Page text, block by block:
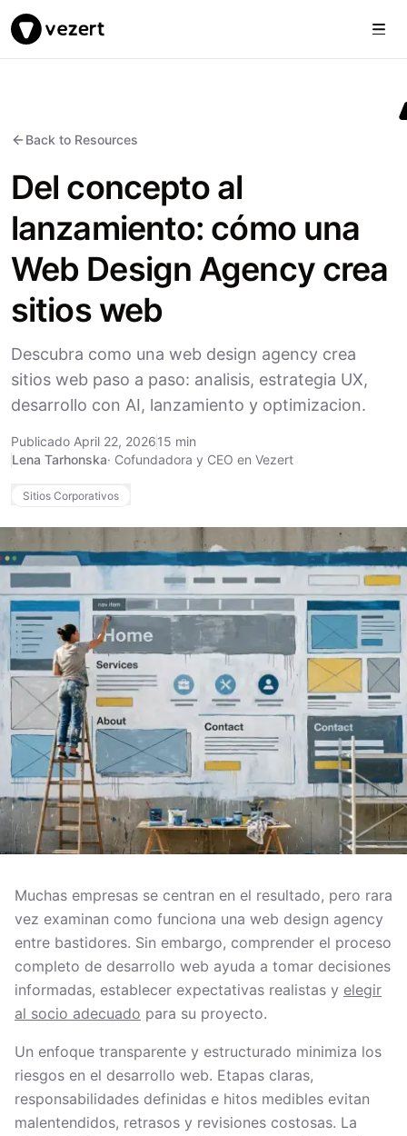
Vezert
Back to Resources
Del concepto al
lanzamiento: cómo una
Web Design Agency crea
sitios web
Descubra como una web design agency crea
sitios web paso a paso: analisis, estrategia UX,
desarrollo con AI, lanzamiento y optimizacion.
Publicado April 22, 202615 min
Lena Tarhonska· Cofundadora y CEO en Vezert
Sitios Corporativos
Muchas empresas se centran en el resultado, pero rara
vez examinan como funciona una web design agency
entre bastidores. Sin embargo, comprender el proceso
completo de desarrollo web ayuda a tomar decisiones
informadas, establecer expectativas realistas y elegir
al socio adecuado para su proyecto.
Un enfoque transparente y estructurado minimiza los
riesgos en el desarrollo web. Etapas claras,
responsabilidades definidas e hitos medibles evitan
malentendidos, retrasos y revisiones costosas. La